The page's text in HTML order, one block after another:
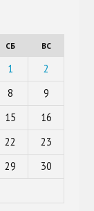
СБ ВС
1
2
8
9
15
16
22
23
29
30